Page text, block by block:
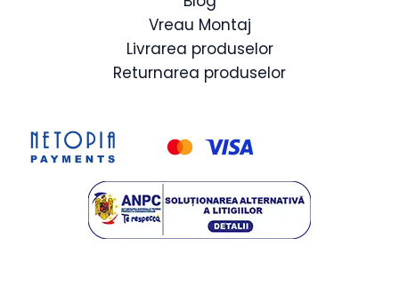
Vreau Montaj
Livrarea produselor
Returnarea produselor